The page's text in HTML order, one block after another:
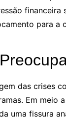
financeira
para a
das crises
Em meio
uma fissura